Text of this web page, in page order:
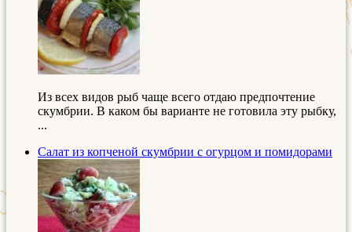
Из всех видов рыб чаще всего отдаю предпочтение
скумбрии. В каком бы варианте не готовила эту рыбку,
...
Салат из копченой скумбрии с огурцом и помидорами